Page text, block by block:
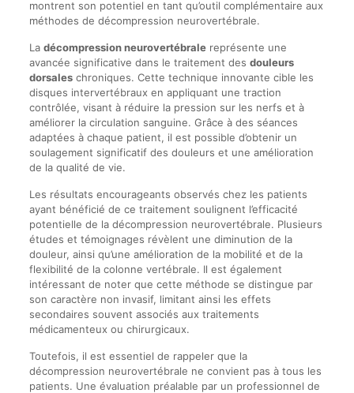
montrent son potentiel en tant qu’outil complémentaire aux
méthodes de décompression neurovertébrale.
La décompression neurovertébralereprésente une
avancée significative dans le traitement des douleurs
dorsaleschroniques. Cette technique innovante cible les
disques intervertébraux en appliquant une traction
contrôlée, visant à réduire la pression sur les nerfs et à
améliorer la circulation sanguine. Grâce à des séances
adaptées à chaque patient, il est possible d’obtenir un
soulagement significatif des douleurs et une amélioration
de la qualité de vie.
Les résultats encourageants observés chez les patients
ayant bénéficié de ce traitement soulignent l’efficacité
potentielle de la décompression neurovertébrale. Plusieurs
études et témoignages révèlent une diminution de la
douleur, ainsi qu’une amélioration de la mobilité et de la
flexibilité de la colonne vertébrale. Il est également
intéressant de noter que cette méthode se distingue par
son caractère non invasif, limitant ainsi les effets
secondaires souvent associés aux traitements
médicamenteux ou chirurgicaux.
Toutefois, il est essentiel de rappeler que la
décompression neurovertébrale ne convient pas à tous les
patients. Une évaluation préalable par un professionnel de